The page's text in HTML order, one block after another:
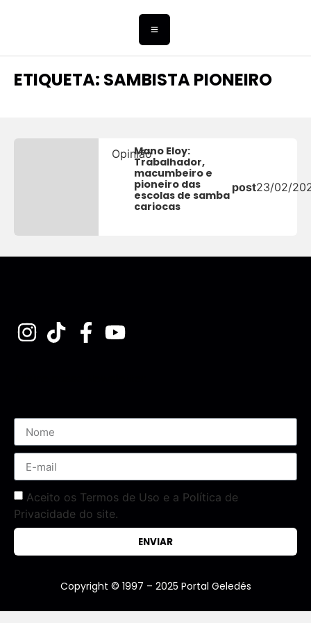
ETIQUETA: SAMBISTA PIONEIRO
OpiniãoMano Eloy:
Trabalhador,
macumbeiro e
pioneiro das
escolas de samba
cariocas
post23/02/
Aceito os Termos de Uso e a Política de
Privacidade do site.
ENVIAR
Copyright © 1997 – 2025 Portal Geledés